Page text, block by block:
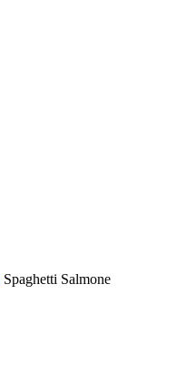
Spaghetti Salmone